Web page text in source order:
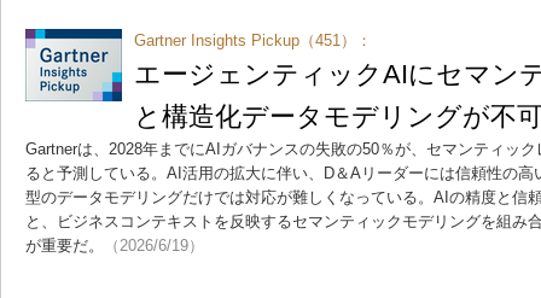
Gartner Insights Pickup（451）：
エージェンティックAIにセマン
と構造化データモデリングが不
Gartnerは、2028年までにAIガバナンスの失敗の50％が、セマンティッ
ると予測している。AI活用の拡大に伴い、D＆Aリーダーには信頼性の
型のデータモデリングだけでは対応が難しくなっている。AIの精度と信
と、ビジネスコンテキストを反映するセマンティックモデリングを組み
が重要だ。
（2026/6/19）